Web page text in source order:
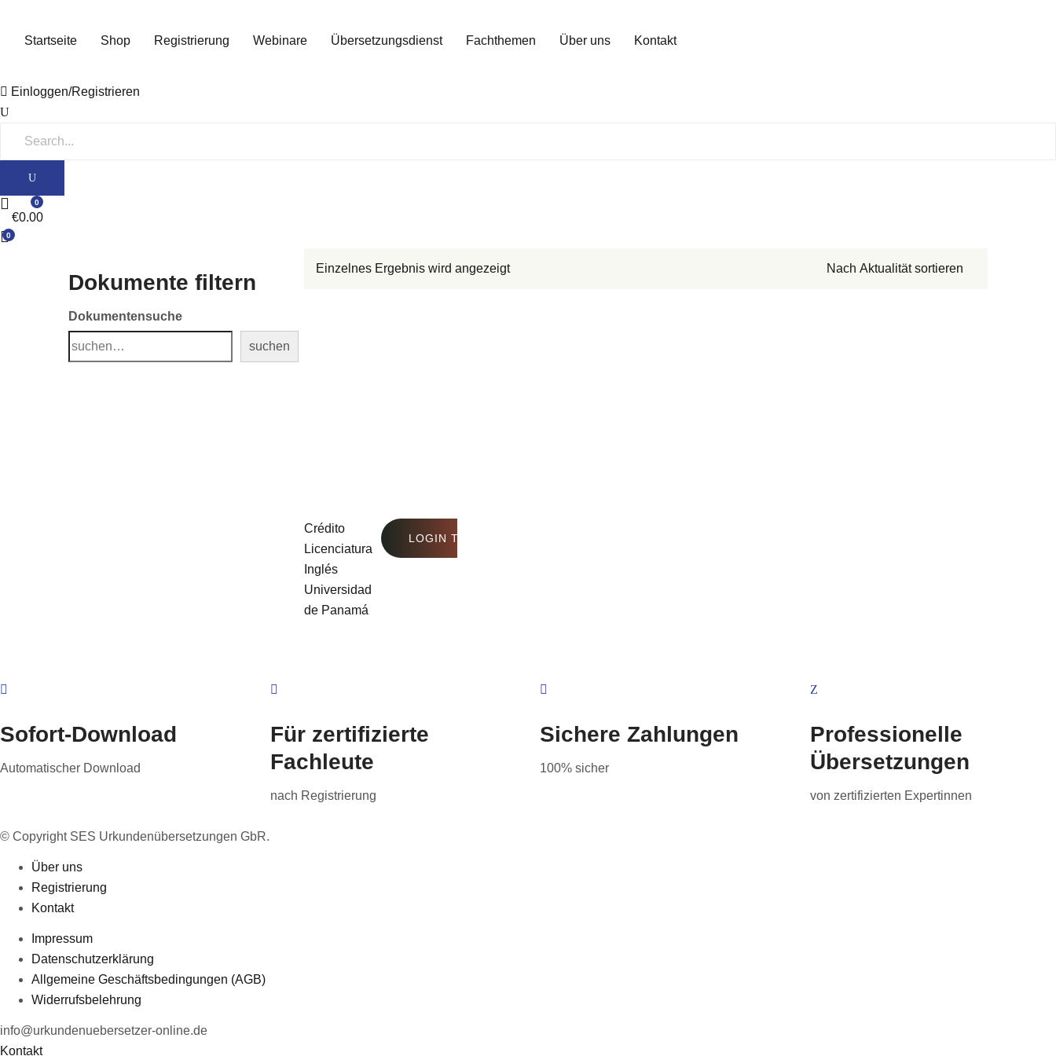
Startseite Shop Registrierung Webinare Übersetzungsdienst Fachthemen Über uns Kontakt
Einloggen/Registrieren
0
€0.00
0
Dokumente filtern
Dokumentensuche
suchen
Einzelnes Ergebnis wird angezeigt
Crédito
Licenciatura
Inglés
Universidad
de Panamá
LOGIN TO SEE PRICE
Sofort-Download
Automatischer Download
Für zertifizierte
Fachleute
nach Registrierung
Sichere Zahlungen
100% sicher
Professionelle
Übersetzungen
von zertifizierten Expertinnen
© Copyright SES Urkundenübersetzungen GbR.
Über uns
Registrierung
Kontakt
Impressum
Datenschutzerklärung
Allgemeine Geschäftsbedingungen (AGB)
Widerrufsbelehrung
info@urkundenuebersetzer-online.de
Kontakt